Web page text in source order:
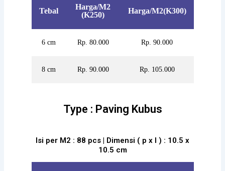
Tebal
Harga/M2
(K250)
Harga/M2(K300)
6 cm Rp. 80.000 Rp. 90.000
8 cm Rp. 90.000 Rp. 105.000
Type : Paving Kubus
Isi per M2 : 88 pcs | Dimensi ( p x l ) : 10.5 x
10.5 cm